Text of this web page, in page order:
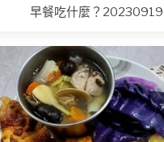
早餐吃什麼？20230919